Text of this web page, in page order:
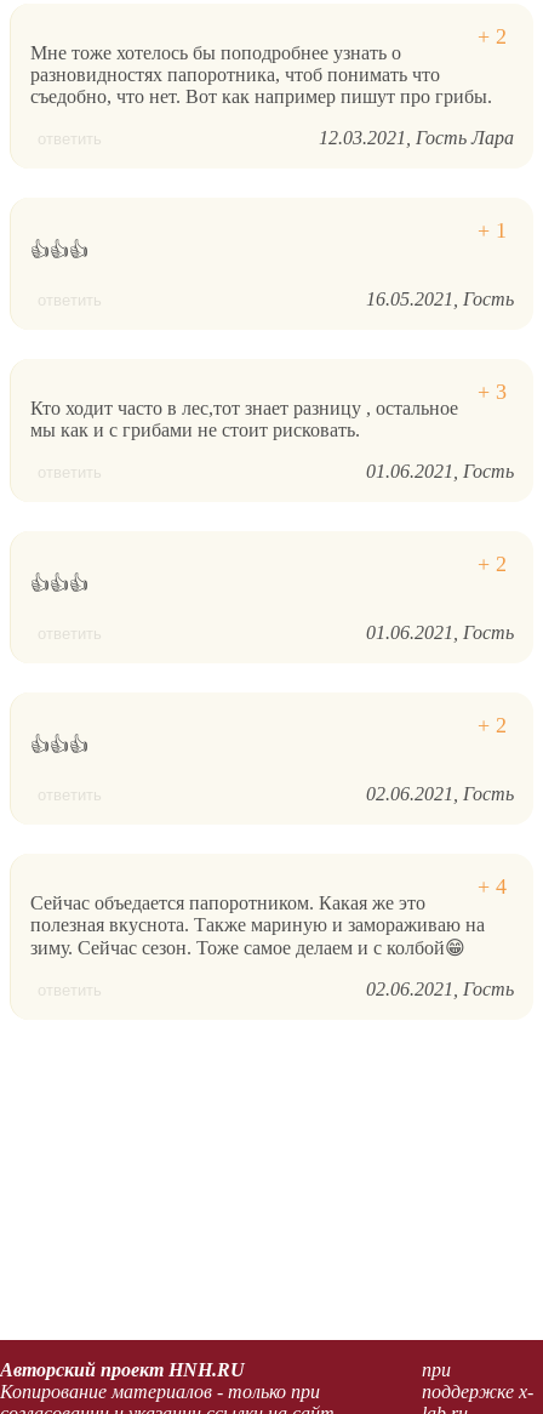
Мне тоже хотелось бы поподробнее узнать о
разновидностях папоротника, чтоб понимать что
съедобно, что нет. Вот как например пишут про грибы.
ответить 12.03.2021 Гость Лара
👍👍👍
ответить 16.05.2021 Гость
Кто ходит часто в лес,тот знает разницу , остальное
мы как и с грибами не стоит рисковать.
ответить 01.06.2021 Гость
👍👍👍
ответить 01.06.2021 Гость
👍👍👍
ответить 02.06.2021 Гость
Сейчас объедается папоротником. Какая же это
полезная вкуснота. Также мариную и замораживаю на
зиму. Сейчас сезон. Тоже самое делаем и с колбой😁
ответить 02.06.2021 Гость
Авторский проект HNH.RU
Копирование материалов - только при
при
поддержке x-